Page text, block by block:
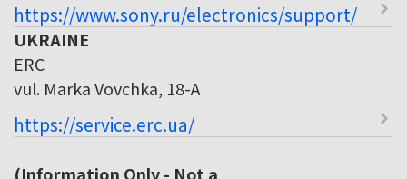
https://www.sony.ru/electronics/support/
UKRAINE
ERC
vul. Marka Vovchka, 18-A
https://service.erc.ua/
(Information Only - Not a